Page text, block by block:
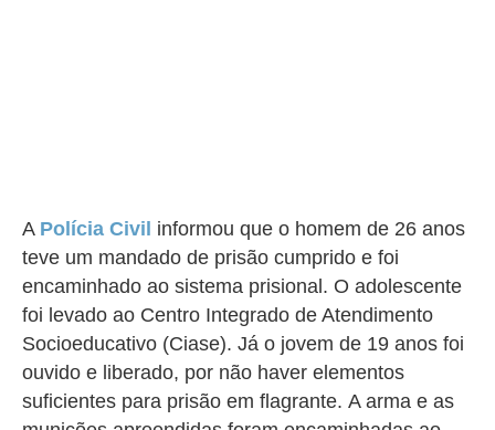
A Polícia Civil informou que o homem de 26 anos
teve um mandado de prisão cumprido e foi
encaminhado ao sistema prisional. O adolescente
foi levado ao Centro Integrado de Atendimento
Socioeducativo (Ciase). Já o jovem de 19 anos foi
ouvido e liberado, por não haver elementos
suficientes para prisão em flagrante. A arma e as